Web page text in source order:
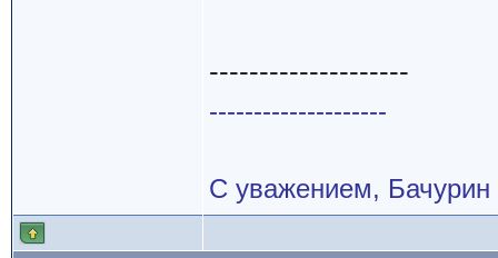
--------------------
--------------------
С уважением,